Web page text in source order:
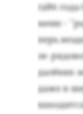
1986
мени -
перь
ле
да­лёких
да­же в